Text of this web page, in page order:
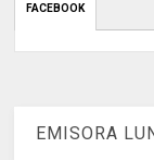
FACEBOOK
EMISORA